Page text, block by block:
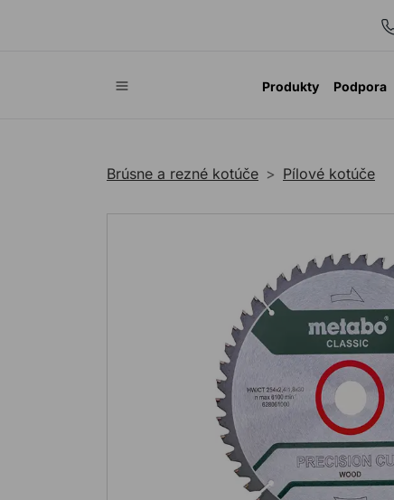
Produkty Podpora
Brúsne a rezné kotúče Pílové kotúče